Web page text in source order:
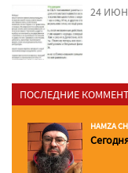
24
ПОСЛЕДНИЕ
HAMZA